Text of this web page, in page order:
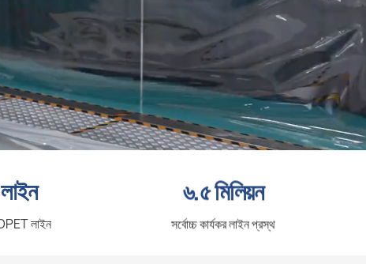
লাইন
৬.৫ মিলিয়ন
সর্বোচ্চ কার্যকর লাইন প্রস্থ